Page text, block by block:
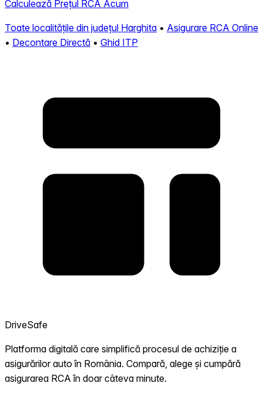
Calculează Prețul RCA Acum
Toate localitățile din județul Harghita • Asigurare RCA Online
• Decontare Directă • Ghid ITP
DriveSafe
Platforma digitală care simplifică procesul de achiziție a
asigurărilor auto în România. Compară, alege și cumpără
asigurarea RCA în doar câteva minute.